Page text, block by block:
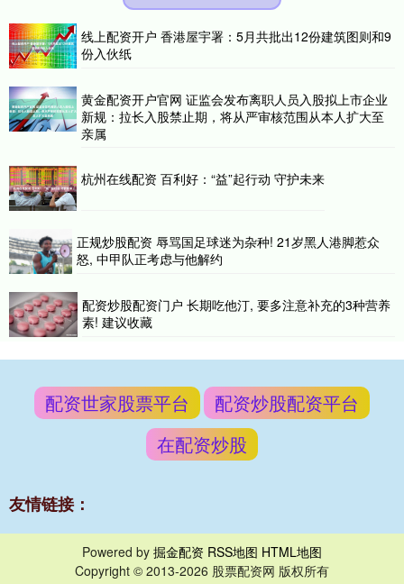
线上配资开户 香港屋宇署：5月共批出12份建筑图则和9
份入伙纸
黄金配资开户官网 证监会发布离职人员入股拟上市企业
新规：拉长入股禁止期，将从严审核范围从本人扩大至
亲属
杭州在线配资 百利好：“益”起行动 守护未来
正规炒股配资 辱骂国足球迷为杂种! 21岁黑人港脚惹众
怒, 中甲队正考虑与他解约
配资炒股配资门户 长期吃他汀, 要多注意补充的3种营养
素! 建议收藏
配资世家股票平台
配资炒股配资平台
在配资炒股
友情链接：
Powered by 掘金配资 RSS地图 HTML地图
Copyright © 2013-2026 股票配资网 版权所有